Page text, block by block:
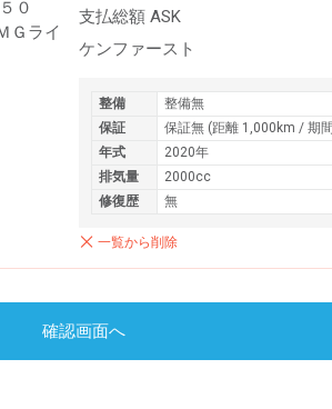
支払総額 ASK
ケンファースト
整備
整備無
保証
保証無 (距離 1,000km / 期
年式
2020年
排気量
2000cc
修復歴
無
一覧から削除
確認画面へ